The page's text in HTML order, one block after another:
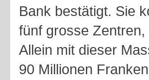
Bank bestätigt. Sie
fünf grosse
Allein mit dieser
90 Millionen